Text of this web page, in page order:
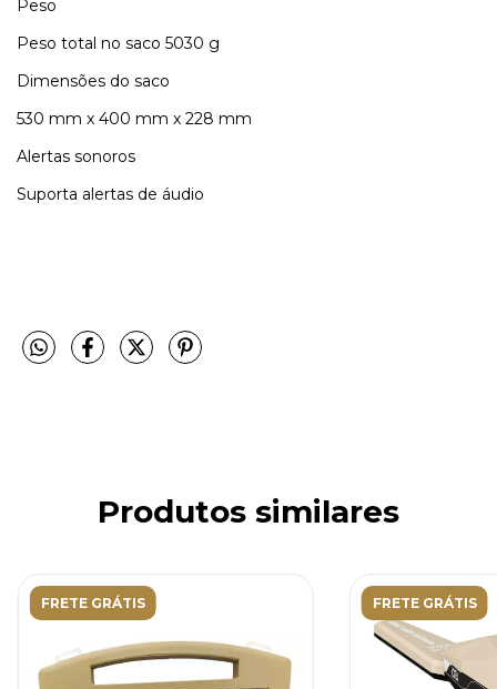
Peso
Peso total no saco 5030 g
Dimensões do saco
530 mm x 400 mm x 228 mm
Alertas sonoros
Suporta alertas de áudio
Produtos similares
FRETE GRÁTIS FRETE GRÁTIS